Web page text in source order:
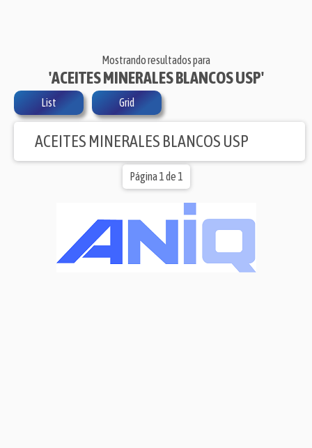
Mostrando resultados para
'ACEITES MINERALES BLANCOS USP'
List Grid
ACEITES MINERALES BLANCOS USP
Página 1 de 1